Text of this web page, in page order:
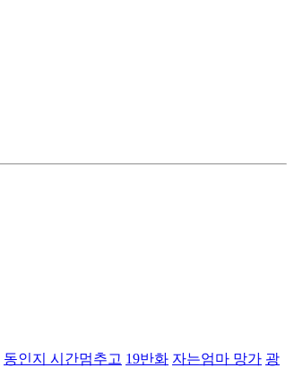
동인지 시간멈추고 19반화 자는엄마 망가 광